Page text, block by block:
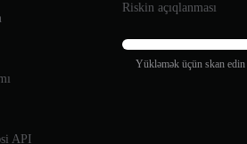
API
Riskin açıqlanması
Yükləmək üçün skan edin